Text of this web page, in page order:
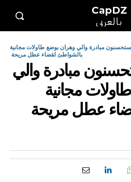
CapDZ
بالعربي
مبادرة والي وهران بوضع طاولات مجانية
بالشواطئ لقضاء عطل مريحة
مبادرة والي
مجانية
عطل مريحة